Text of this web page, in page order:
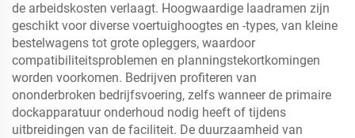
de arbeidskosten verlaagt. Hoogwaardige laadramen zijn
geschikt voor diverse voertuighoogtes en -types, van kleine
bestelwagens tot grote opleggers, waardoor
compatibiliteitsproblemen en planningstekortkomingen
worden voorkomen. Bedrijven profiteren van
ononderbroken bedrijfsvoering, zelfs wanneer de primaire
dockapparatuur onderhoud nodig heeft of tijdens
uitbreidingen van de faciliteit. De duurzaamheid van